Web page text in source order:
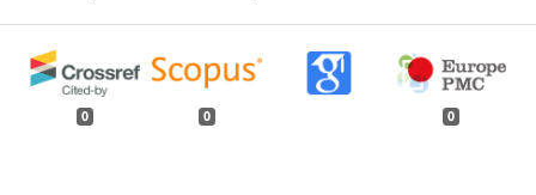
0 0 0